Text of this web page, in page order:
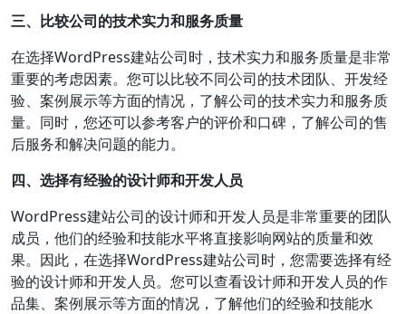
三、比较公司的技术实力和服务质量
在选择WordPress建站公司时，技术实力和服务质量是非常
重要的考虑因素。您可以比较不同公司的技术团队、开发经
验、案例展示等方面的情况，了解公司的技术实力和服务质
量。同时，您还可以参考客户的评价和口碑，了解公司的售
后服务和解决问题的能力。
四、选择有经验的设计师和开发人员
WordPress建站公司的设计师和开发人员是非常重要的团队
成员，他们的经验和技能水平将直接影响网站的质量和效
果。因此，在选择WordPress建站公司时，您需要选择有经
验的设计师和开发人员。您可以查看设计师和开发人员的作
品集、案例展示等方面的情况，了解他们的经验和技能水